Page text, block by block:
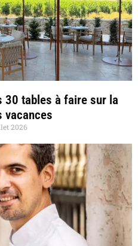
30 tables à faire sur la
vacances
2026